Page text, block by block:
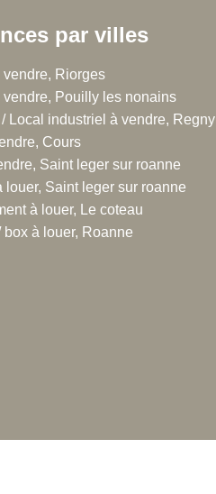
Dubanchet Grandeau
Emile Noirot
Roanne
par villes
vendre, Riorges
vendre, Pouilly les nonains
/ Local industriel à vendre, Regny
Cours
Saint leger sur roanne
louer, Saint leger sur roanne
à louer, Le coteau
box à louer, Roanne